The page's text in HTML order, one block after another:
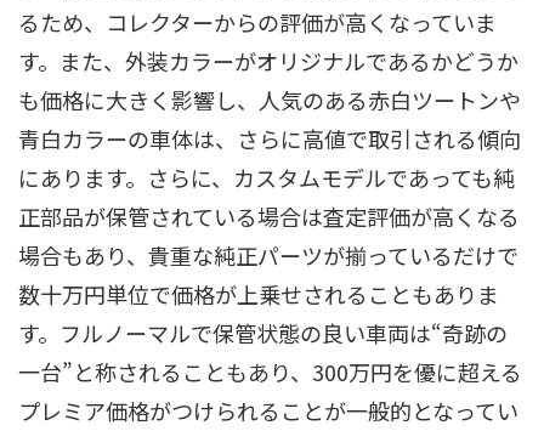
るため、コレクターからの評価が高くなっていま
す。また、外装カラーがオリジナルであるかどうか
も価格に大きく影響し、人気のある赤白ツートンや
青白カラーの車体は、さらに高値で取引される傾向
にあります。さらに、カスタムモデルであっても純
正部品が保管されている場合は査定評価が高くなる
場合もあり、貴重な純正パーツが揃っているだけで
数十万円単位で価格が上乗せされることもありま
す。フルノーマルで保管状態の良い車両は“奇跡の
一台”と称されることもあり、300万円を優に超える
プレミア価格がつけられることが一般的となってい